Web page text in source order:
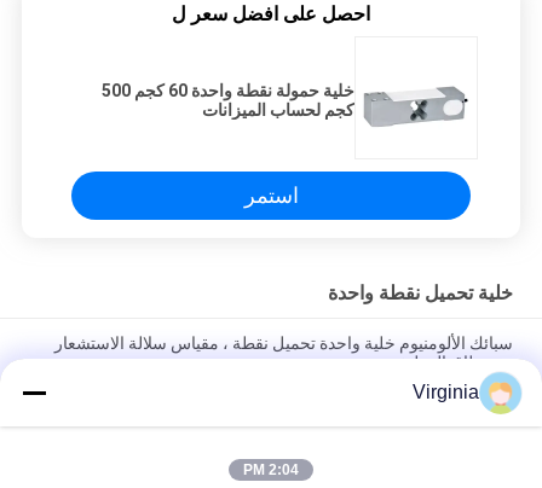
احصل على افضل سعر ل
خلية حمولة نقطة واحدة 60 كجم 500
كجم لحساب الميزانات
استمر
خلية تحميل نقطة واحدة
سبائك الألومنيوم خلية واحدة تحميل نقطة ، مقياس سلالة الاستشعار
عن نطاق المطبخ
خلية الناتج التناظرية المتاحة
Virginia
2:04 PM